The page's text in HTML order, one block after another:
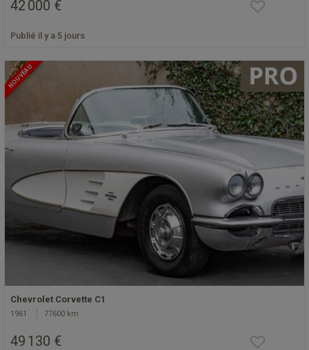
42 000 €
Publié il y a 5 jours
NOUVEAU
Chevrolet Corvette C1
1961 77600 km
49 130 €